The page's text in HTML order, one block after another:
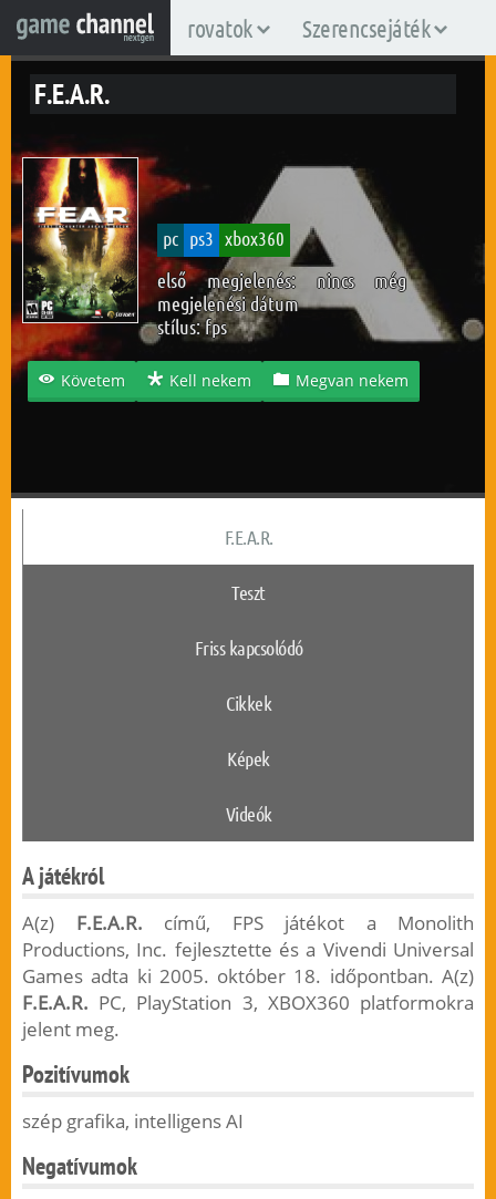
rovatok Szerencsejáték
F.E.A.R.
pc ps3 xbox360
első megjelenés: nincs még
megjelenési dátum
stílus:fps
Követem Kell nekem Megvan nekem
F.E.A.R.
Teszt
Friss kapcsolódó
Cikkek
Képek
Videók
A játékról
A(z) F.E.A.R. című, FPS játékot a Monolith
Productions, Inc. fejlesztette és a Vivendi Universal
Games adta ki 2005. október 18. időpontban. A(z)
F.E.A.R. PC, PlayStation 3, XBOX360 platformokra
jelent meg.
Pozitívumok
szép grafika, intelligens AI
Negatívumok